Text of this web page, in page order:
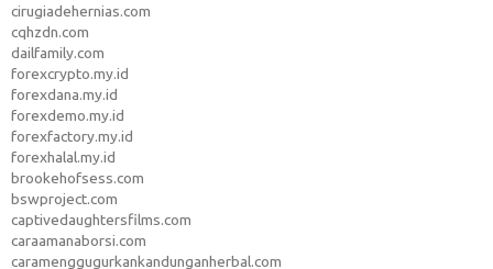
cirugiadehernias.com
cqhzdn.com
dailfamily.com
forexcrypto.my.id
forexdana.my.id
forexdemo.my.id
forexfactory.my.id
forexhalal.my.id
brookehofsess.com
bswproject.com
captivedaughtersfilms.com
caraamanaborsi.com
caramenggugurkankandunganherbal.com